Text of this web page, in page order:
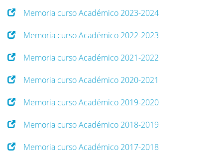
Memoria curso Académico 2023-2024
Memoria curso Académico 2022-2023
Memoria curso Académico 2021-2022
Memoria curso Académico 2020-2021
Memoria curso Académico 2019-2020
Memoria curso Académico 2018-2019
Memoria curso Académico 2017-2018